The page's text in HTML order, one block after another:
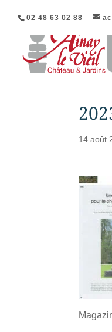
02 48 63 02 88
14 août